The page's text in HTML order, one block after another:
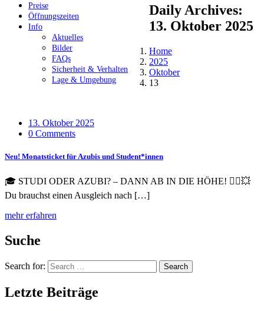
Preise
Öffnungszeiten
Info
Aktuelles
Bilder
FAQs
Sicherheit & Verhalten
Lage & Umgebung
Daily Archives:
13. Oktober 2025
Home
2025
Oktober
13
13. Oktober 2025
0 Comments
Neu! Monatsticket für Azubis und Student*innen
🎓 STUDI ODER AZUBI? – DANN AB IN DIE HÖHE! 🧗‍♀️💥
Du brauchst einen Ausgleich nach […]
mehr erfahren
Suche
Search for: Search
Letzte Beiträge